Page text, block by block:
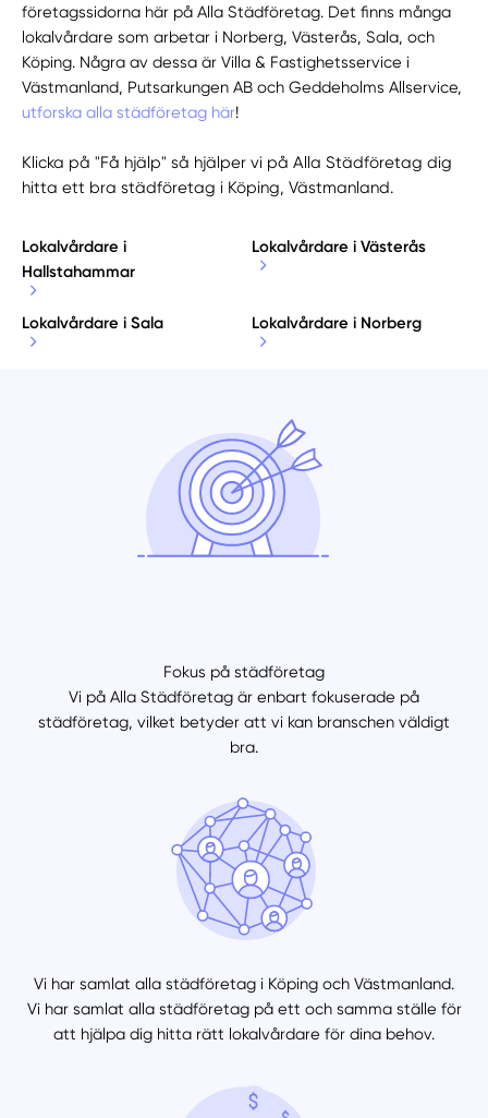
företagssidorna här på Alla Städföretag. Det finns många
lokalvårdare som arbetar i Norberg, Västerås, Sala, och
Köping. Några av dessa är Villa & Fastighetsservice i
Västmanland, Putsarkungen AB och Geddeholms Allservice,
utforska alla städföretag här!
Klicka på "Få hjälp" så hjälper vi på Alla Städföretag dig
hitta ett bra städföretag i Köping, Västmanland.
Lokalvårdare i
Hallstahammar
Lokalvårdare i Västerås
Lokalvårdare i Sala Lokalvårdare i Norberg
Fokus på städföretag
Vi på Alla Städföretag är enbart fokuserade på
städföretag, vilket betyder att vi kan branschen väldigt
bra.
Vi har samlat alla städföretag i Köping och Västmanland.
Vi har samlat alla städföretag på ett och samma ställe för
att hjälpa dig hitta rätt lokalvårdare för dina behov.